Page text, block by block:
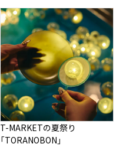
T-MARKETの夏祭り
「TORANOBON」